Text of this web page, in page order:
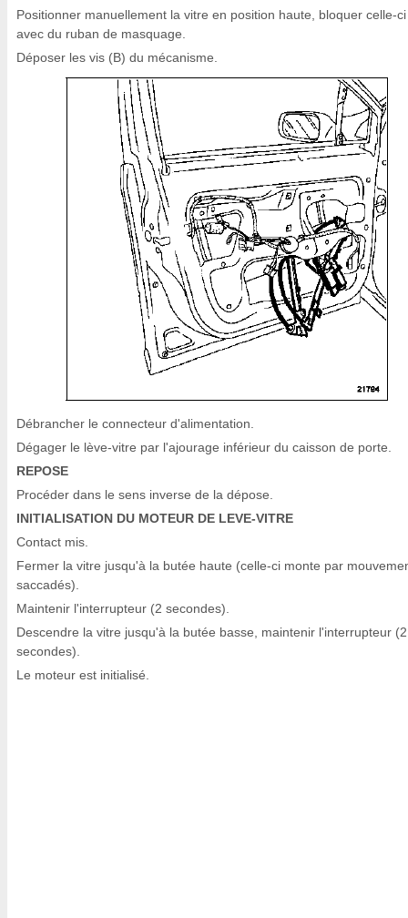
Positionner manuellement la vitre en position haute, bloquer celle-ci
avec du ruban de masquage.
Déposer les vis (B) du mécanisme.
Débrancher le connecteur d'alimentation.
Dégager le lève-vitre par l'ajourage inférieur du caisson de porte.
REPOSE
Procéder dans le sens inverse de la dépose.
INITIALISATION DU MOTEUR DE LEVE-VITRE
Contact mis.
Fermer la vitre jusqu'à la butée haute (celle-ci monte par
saccadés).
Maintenir l'interrupteur (2 secondes).
Descendre la vitre jusqu'à la butée basse, maintenir l'interrupteur (2
secondes).
Le moteur est initialisé.